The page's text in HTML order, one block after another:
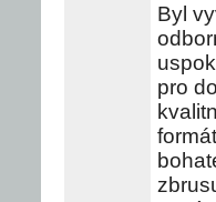
Byl
pro